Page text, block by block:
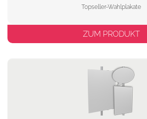
Topseller-Wahlplakate
ZUM PRODUKT